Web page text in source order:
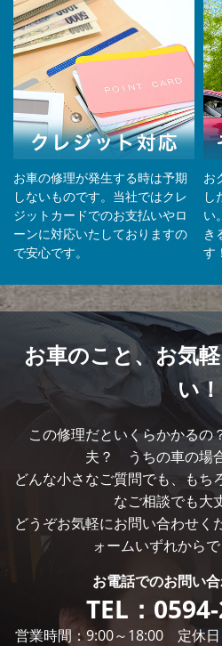
お車の修理が発生する時は予期
しないものです。当社ではクレ
ジットカードでのお支払いやロ
ーンに対応いたしておりますの
で安心です。
お
し
い
き
す！
お車のこと、お気
い！
この修理だといくらかかる
夫？ うちの車の場
どんな小さなご質問でも、もち
なご相談でも大
どうぞお気軽にお問い合わせく
ォームいずれからで
お電話でのお問い
TEL：
営業時間：9:00～18:00 定休